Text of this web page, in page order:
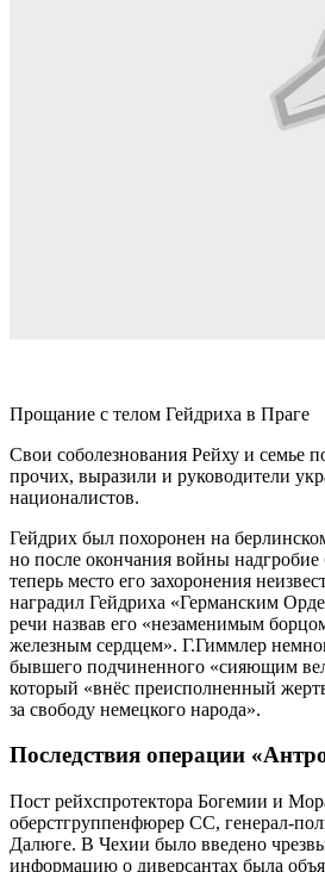
Прощание с телом Гейдриха в Праге
Свои соболезнования Рейху и семье
прочих, выразили и руководители
националистов.
Гейдрих был похоронен на
но после окончания войны
теперь место его захоронения
наградил Гейдриха «Германским
речи назвав его «незаменимым
железным сердцем». Г.Гиммлер
бывшего подчиненного «сияющим
который «внёс преисполненный
за свободу немецкого народа».
Последствия операции
Пост рейхспротектора Богемии и
оберстгруппенфюрер СС, генерал-
Далюге. В Чехии было введено
информацию о диверсантах была